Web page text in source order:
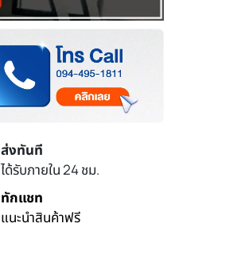
ส่งทันที
ได้รับภายใน 24 ชม.
ทักแชท
แนะนำสินค้าฟรี